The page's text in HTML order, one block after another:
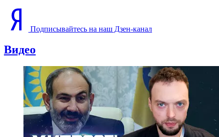
Подписывайтесь на наш Дзен-канал
Видео